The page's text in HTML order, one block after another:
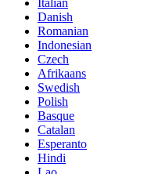
Italian
Danish
Romanian
Indonesian
Czech
Afrikaans
Swedish
Polish
Basque
Catalan
Esperanto
Hindi